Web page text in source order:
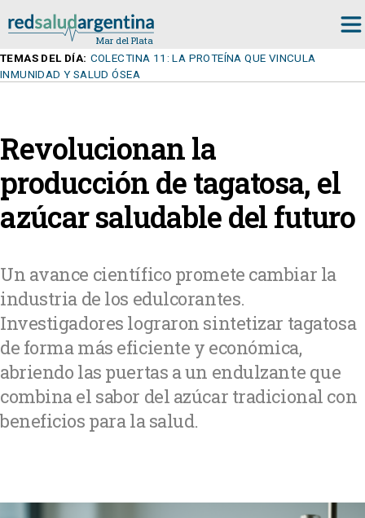
TEMAS DEL DÍA: COLECTINA 11: LA PROTEÍNA QUE VINCULA
INMUNIDAD Y SALUD ÓSEA
Revolucionan la
producción de tagatosa, el
azúcar saludable del futuro
Un avance científico promete cambiar la
industria de los edulcorantes.
Investigadores lograron sintetizar tagatosa
de forma más eficiente y económica,
abriendo las puertas a un endulzante que
combina el sabor del azúcar tradicional con
beneficios para la salud.